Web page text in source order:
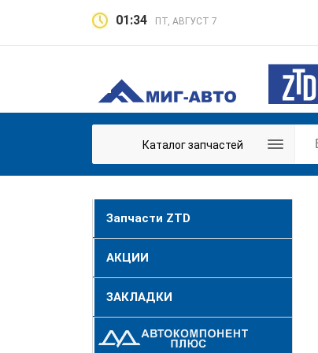
01:34 ПТ, АВГУСТ 7
Каталог запчастей
Запчасти ZTD
АКЦИИ
ЗАКЛАДКИ